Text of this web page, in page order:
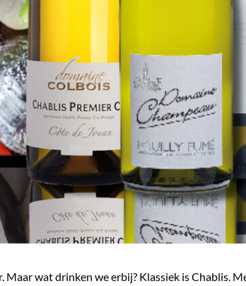
Maar wat drinken we erbij? Klassiek is Chablis.